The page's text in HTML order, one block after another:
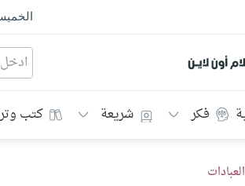
إسلام أون لاين
فكر شريعة كتب
العبادات